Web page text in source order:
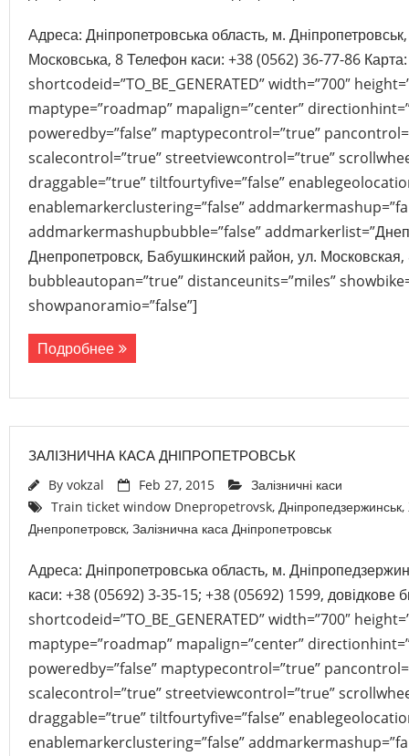
Адреса: Дніпропетровська область, м.
Московська, 8 Телефон каси: +38 (0562) 36-77-86
shortcodeid=”TO_BE_GENERATED” width=”700″
maptype=”roadmap” mapalign=”center”
poweredby=”false” maptypecontrol=”true”
scalecontrol=”true” streetviewcontrol=”true”
draggable=”true” tiltfourtyfive=”false”
enablemarkerclustering=”false”
addmarkermashupbubble=”false”
Днепропетровск, Бабушкинский район, ул.
bubbleautopan=”true” distanceunits=”miles”
showpanoramio=”false”]
Подробнее
ЗАЛІЗНИЧНА КАСА ДНІПРОПЕТРОВСЬК
By vokzal Feb 27, 2015
Залізничні каси
Train ticket window Dnepropetrovsk, Дніпропедзержинськ,
Днепропетровск, Залізнична каса Дніпропетровськ
Адреса: Дніпропетровська область, м.
каси: +38 (05692) 3-35-15; +38 (05692) 1599,
shortcodeid=”TO_BE_GENERATED” width=”700″
maptype=”roadmap” mapalign=”center”
poweredby=”false” maptypecontrol=”true”
scalecontrol=”true” streetviewcontrol=”true”
draggable=”true” tiltfourtyfive=”false”
enablemarkerclustering=”false”